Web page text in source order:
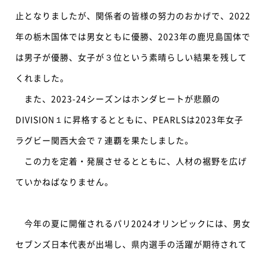
止となりましたが、関係者の皆様の努力のおかげで、2022
年の栃木国体では男女ともに優勝、2023年の鹿児島国体で
は男子が優勝、女子が３位という素晴らしい結果を残して
くれました。
また、2023-24シーズンはホンダヒートが悲願の
DIVISION１に昇格するとともに、PEARLSは2023年女子
ラグビー関西大会で７連覇を果たしました。
この力を定着・発展させるとともに、人材の裾野を広げ
ていかねばなりません。
今年の夏に開催されるパリ2024オリンピックには、男女
セブンズ日本代表が出場し、県内選手の活躍が期待されて